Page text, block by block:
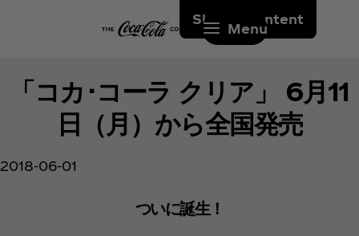
Skip to content
Menu
「コカ･コーラ クリア」 6月11
日（月）から全国発売
2018-06-01
ついに誕生！